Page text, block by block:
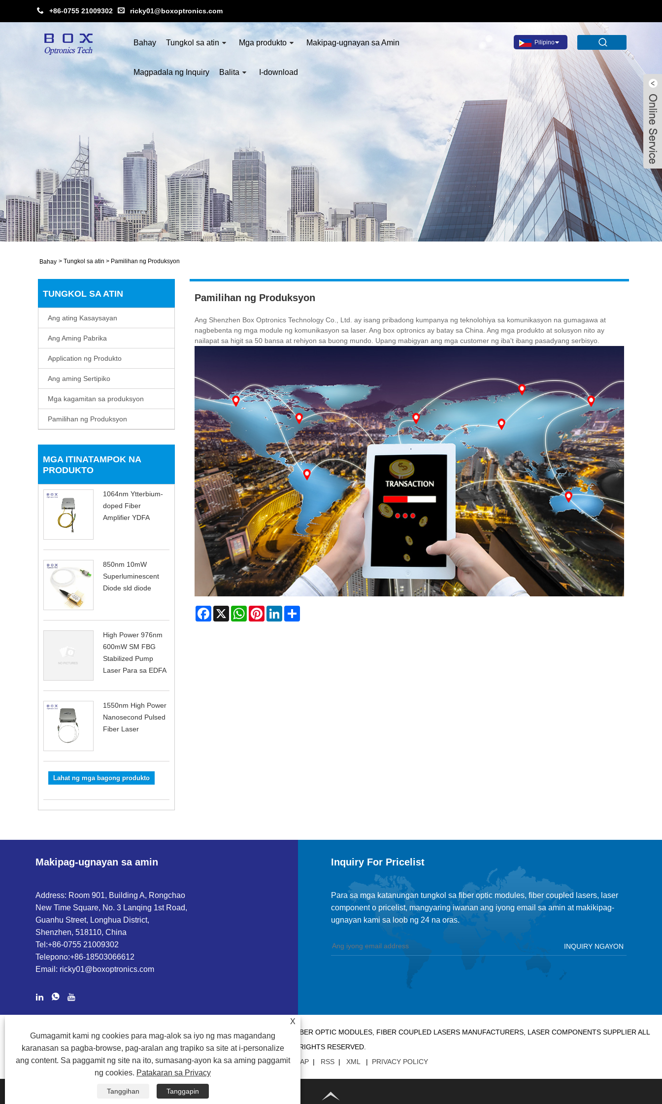
+86-0755 21009302 ricky01@boxoptronics.com
Pilipino
Bahay Tungkol sa atin Mga produkto Makipag-ugnayan sa Amin
Magpadala ng Inquiry Balita I-download
Bahay > Tungkol sa atin > Pamilihan ng Produksyon
TUNGKOL SA ATIN
Ang ating Kasaysayan
Ang Aming Pabrika
Application ng Produkto
Ang aming Sertipiko
Mga kagamitan sa produksyon
Pamilihan ng Produksyon
MGA ITINATAMPOK NA
PRODUKTO
1064nm Ytterbium-
doped Fiber
Amplifier YDFA
850nm 10mW
Superluminescent
Diode sld diode
High Power 976nm
600mW SM FBG
Stabilized Pump
Laser Para sa EDFA
1550nm High Power
Nanosecond Pulsed
Fiber Laser
Lahat ng mga bagong produkto
Pamilihan ng Produksyon
Ang Shenzhen Box Optronics Technology Co., Ltd. ay isang pribadong kumpanya ng teknolohiya sa komunikasyon na gumagawa at
nagbebenta ng mga module ng komunikasyon sa laser. Ang box optronics ay batay sa China. Ang mga produkto at solusyon nito ay
nailapat sa higit sa 50 bansa at rehiyon sa buong mundo. Upang mabigyan ang mga customer ng iba't ibang pasadyang serbisyo.
Facebook
X WhatsAppPinterestLinkedInShare
X
Gumagamit kami ng cookies para mag-alok sa iyo ng mas magandang
karanasan sa pagba-browse, pag-aralan ang trapiko sa site at i-personalize
ang content. Sa paggamit ng site na ito, sumasang-ayon ka sa aming paggamit
ng cookies. Patakaran sa Privacy
Tanggihan Tanggapin
Makipag-ugnayan sa amin
Address: Room 901, Building A, Rongchao
New Time Square, No. 3 Lanqing 1st Road,
Guanhu Street, Longhua District,
Shenzhen, 518110, China
Tel:+86-0755 21009302
Telepono:+86-18503066612
Email: ricky01@boxoptronics.com
Inquiry For Pricelist
Para sa mga katanungan tungkol sa fiber optic modules, fiber coupled lasers, laser
component o pricelist, mangyaring iwanan ang iyong email sa amin at makikipag-
ugnayan kami sa loob ng 24 na oras.
COPYRIGHT @ 2020 SHENZHEN BOX OPTRONICS TECHNOLOGY CO., LTD. - CHINA FIBER OPTIC MODULES, FIBER COUPLED LASERS MANUFACTURERS, LASER COMPONENTS SUPPLIER ALL
RIGHTS RESERVED.
MGA LINK|SITEMAP| RSS| XML | PRIVACY POLICY